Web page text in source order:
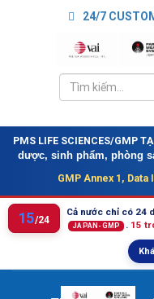
24/7
PMS LIFE SCIENCES/GMP
dược, sinh phẩm, phòng
GMP Annex 1, Data
15/24
Cả nước chỉ có 24
JAPAN-GMP . 15